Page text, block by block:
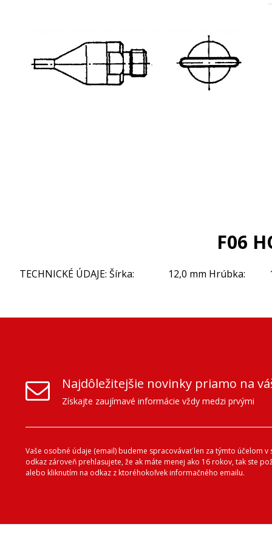
F06
TECHNICKÉ ÚDAJE: Šírka: 12,0 mm Hrúbka: 1,5
Najdôležitejšie novinky priamo na
Získajte zaujímavé informácie vždy medzi prvými
Vaše osobné údaje (email) budeme spracovávať len za týmto účelom
odkaz zároveň prehlasujete, že ak máte menej ako 16 rokov, tak ste
alebo kliknutím na odkaz z ktoréhokoľvek informačného emailu.